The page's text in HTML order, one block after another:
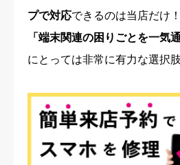
プで対応できるのは当店だけ！
「端末関連の困りごとを一気
にとっては非常に有力な選択肢